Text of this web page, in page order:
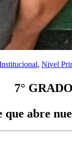
, Nivel
7° GRADO
abre